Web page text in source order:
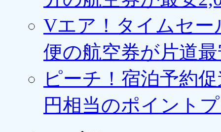
Vエア！タイムセー
便の航空券が片道最
ピーチ！宿泊予約
円相当のポイント